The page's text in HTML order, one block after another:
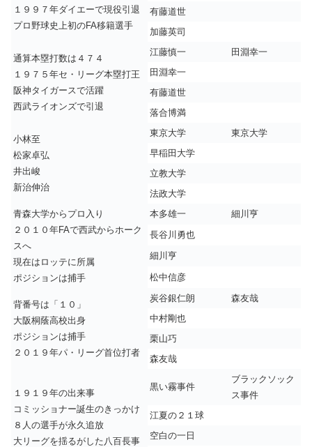
１９９７年ダイエーで現役引退
プロ野球史上初のFA移籍選手
有藤道世
加藤英司
通算本塁打数は４７４
１９７５年セ・リーグ本塁打王
阪神タイガースで活躍
西武ライオンズで引退
江藤慎一
田淵幸一
田淵幸一
有藤道世
落合博満
小林至
松家卓弘
井出峻
新治伸治
東京大学
東京大学
早稲田大学
立教大学
法政大学
青森大学からプロ入り
２０１０年FAで西武からホーク
スへ
現在はロッテに所属
ポジションは捕手
本多雄一
細川亨
長谷川勇也
細川亨
松中信彦
背番号は「１０」
大阪桐蔭高校出身
ポジションは捕手
２０１９年パ・リーグ首位打者
炭谷銀仁朗
森友哉
中村剛也
栗山巧
森友哉
１９１９年の出来事
コミッショナー誕生のきっかけ
８人の選手が永久追放
大リーグを揺るがした八百長事
黒い霧事件
ブラックソック
ス事件
江夏の２１球
空白の一日